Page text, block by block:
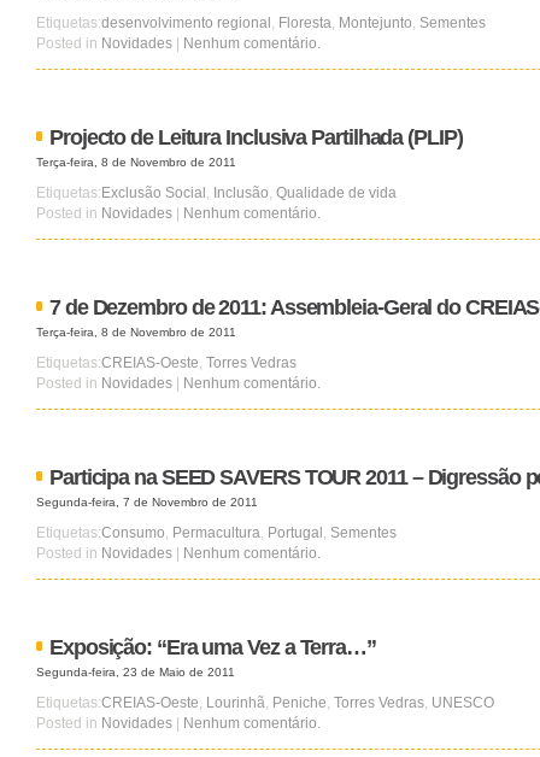
Etiquetas:desenvolvimento regional , Floresta, Montejunto, Sementes
Posted in Novidades Nenhum comentário.
Projecto de Leitura Inclusiva Partilhada (PLIP)
Terça-feira, 8 de Novembro de 2011
Etiquetas: Exclusão Social , Inclusão, Qualidade de vida
Posted in Novidades Nenhum comentário.
7 de Dezembro de 2011: Assembleia-Geral do
Terça-feira, 8 de Novembro de 2011
Etiquetas:CREIAS-Oeste, Torres Vedras
Posted in Novidades | Nenhum comentário.
Participa na SEED SAVERS TOUR 2011 – Digressão
Segunda-feira, 7 de Novembro de 2011
Etiquetas:Consumo Permacultura Portugal Sementes
Posted in Novidades | Nenhum comentário.
Exposição: “Era uma Vez a Terra…”
Segunda-feira, 23 de Maio de 2011
Etiquetas:CREIAS-Oeste Lourinhã Peniche Torres Vedras UNESCO
Posted in Novidades | Nenhum comentário.